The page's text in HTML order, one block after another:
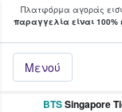
Πλατφόρμα αγοράς
παραγγελία είναι 100%
Μενού
φαν
BTSSingapore